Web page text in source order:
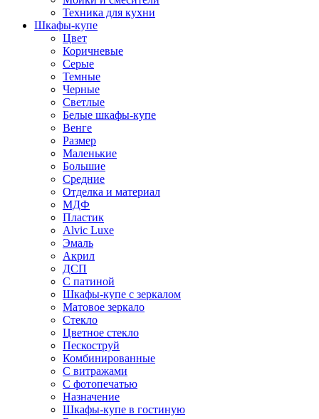
Техника для кухни
Шкафы-купе
Цвет
Коричневые
Серые
Темные
Черные
Светлые
Белые шкафы-купе
Венге
Размер
Маленькие
Большие
Средние
Отделка и материал
МДФ
Пластик
Alvic Luxe
Эмаль
Акрил
ДСП
С патиной
Шкафы-купе с зеркалом
Матовое зеркало
Стекло
Цветное стекло
Пескоструй
Комбинированные
С витражами
С фотопечатью
Назначение
Шкафы-купе в гостиную